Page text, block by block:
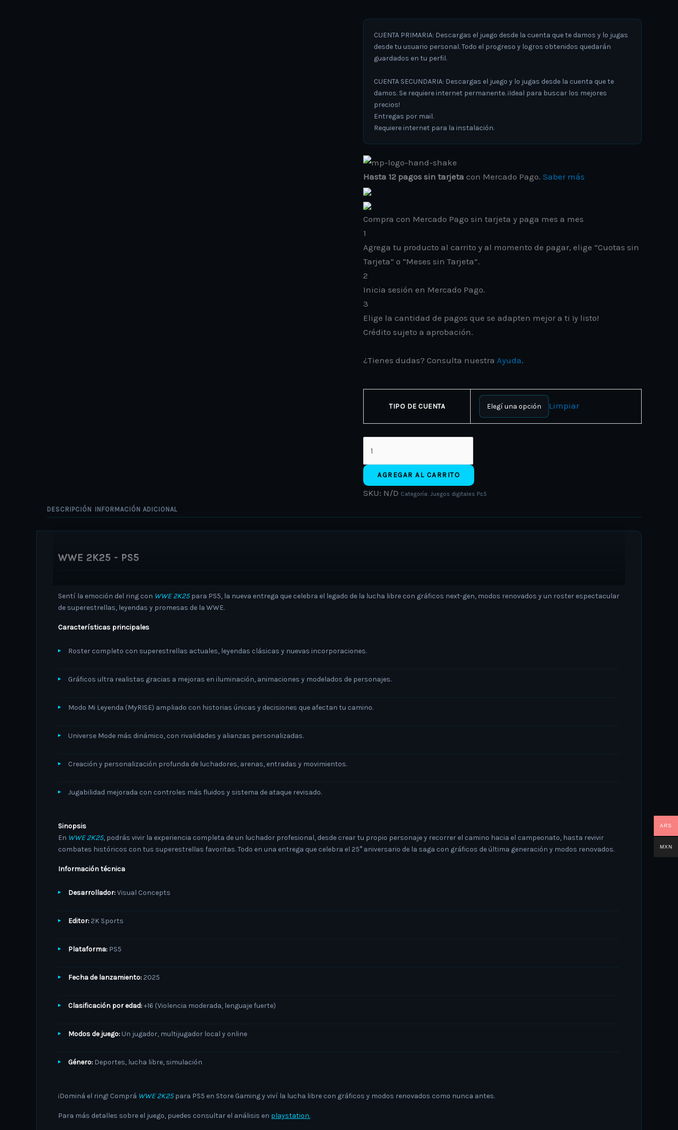
CUENTA PRIMARIA: Descargas el juego desde la cuenta que te damos y lo jugas
desde tu usuario personal. Todo el progreso y logros obtenidos quedarán
guardados en tu perfil.
CUENTA SECUNDARIA: Descargas el juego y lo jugas desde la cuenta que te
damos. Se requiere internet permanente. ¡Ideal para buscar los mejores
precios!
Entregas por mail.
Requiere internet para la instalación.
Hasta 12 pagos sin tarjeta con Mercado Pago. Saber más
Compra con Mercado Pago sin tarjeta y paga mes a mes
1
Agrega tu producto al carrito y al momento de pagar, elige “Cuotas sin
Tarjeta” o “Meses sin Tarjeta”.
2
Inicia sesión en Mercado Pago.
3
Elige la cantidad de pagos que se adapten mejor a ti ¡y listo!
Crédito sujeto a aprobación.
¿Tienes dudas? Consulta nuestra Ayuda.
TIPO DE CUENTA Limpiar
AGREGAR AL CARRITO
SKU: N/D Categoría: Juegos digitales Ps5
DESCRIPCIÓN INFORMACIÓN ADICIONAL
WWE 2K25 - PS5
Sentí la emoción del ring con WWE 2K25para PS5, la nueva entrega que celebra el legado de la lucha libre con gráficos next-gen, modos renovados y un roster espectacular
de superestrellas, leyendas y promesas de la WWE.
Características principales
Roster completo con superestrellas actuales, leyendas clásicas y nuevas incorporaciones.
Gráficos ultra realistas gracias a mejoras en iluminación, animaciones y modelados de personajes.
Modo Mi Leyenda (MyRISE) ampliado con historias únicas y decisiones que afectan tu camino.
Universe Mode más dinámico, con rivalidades y alianzas personalizadas.
Creación y personalización profunda de luchadores, arenas, entradas y movimientos.
Jugabilidad mejorada con controles más fluidos y sistema de ataque revisado.
Sinopsis
En WWE 2K25, podrás vivir la experiencia completa de un luchador profesional, desde crear tu propio personaje y recorrer el camino hacia el campeonato, hasta revivir
combates históricos con tus superestrellas favoritas. Todo en una entrega que celebra el 25° aniversario de la saga con gráficos de última generación y modos renovados.
Información técnica
Desarrollador:Visual Concepts
Editor: 2K Sports
Plataforma: PS5
Fecha de lanzamiento: 2025
Clasificación por edad:+16 (Violencia moderada, lenguaje fuerte)
Modos de juego: Un jugador, multijugador local y online
Género: Deportes, lucha libre, simulación
¡Dominá el ring! Comprá WWE 2K25para PS5 en Store Gaming y viví la lucha libre con gráficos y modos renovados como nunca antes.
Para más detalles sobre el juego, puedes consultar el análisis en playstation.
ARS
MXN